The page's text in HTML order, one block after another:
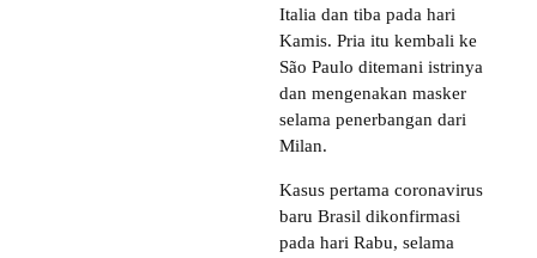
Italia dan tiba pada hari
Kamis. Pria itu kembali ke
São Paulo ditemani istrinya
dan mengenakan masker
selama penerbangan dari
Milan.
Kasus pertama coronavirus
baru Brasil dikonfirmasi
pada hari Rabu, selama